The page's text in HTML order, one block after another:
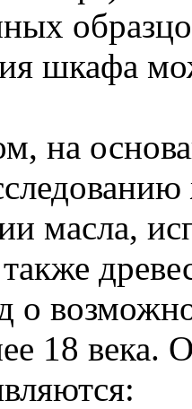
шкафа
на
масла,
о
18 века.